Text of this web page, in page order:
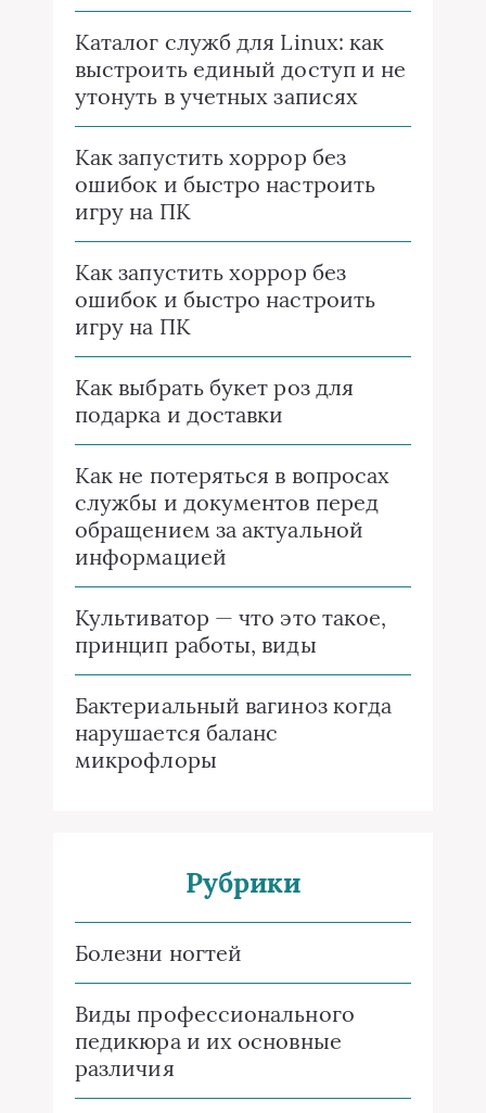
Каталог служб для Linux: как
выстроить единый доступ и не
утонуть в учетных записях
Как запустить хоррор без
ошибок и быстро настроить
игру на ПК
Как запустить хоррор без
ошибок и быстро настроить
игру на ПК
Как выбрать букет роз для
подарка и доставки
Как не потеряться в вопросах
службы и документов перед
обращением за актуальной
информацией
Культиватор — что это такое,
принцип работы, виды
Бактериальный вагиноз когда
нарушается баланс
микрофлоры
Рубрики
Болезни ногтей
Виды профессионального
педикюра и их основные
различия